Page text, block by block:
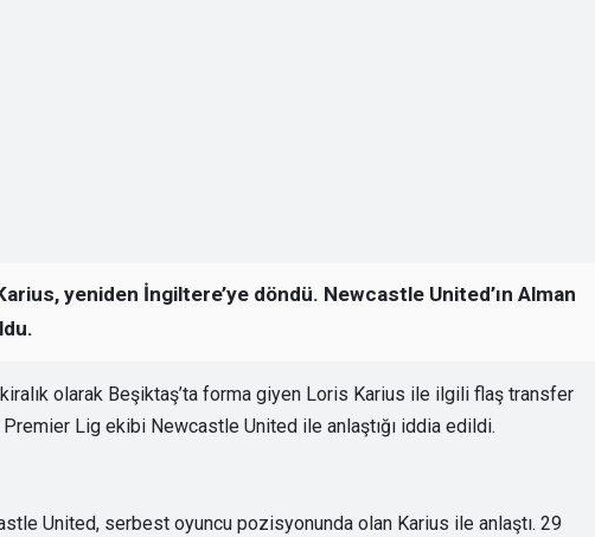
yeniden İngiltere’ye döndü. Newcastle United’ın Alman
kiralık olarak Beşiktaş’ta forma giyen Loris Karius ile ilgili flaş transfer
Lig ekibi Newcastle United ile anlaştığı iddia edildi.
United, serbest oyuncu pozisyonunda olan Karius ile anlaştı. 29